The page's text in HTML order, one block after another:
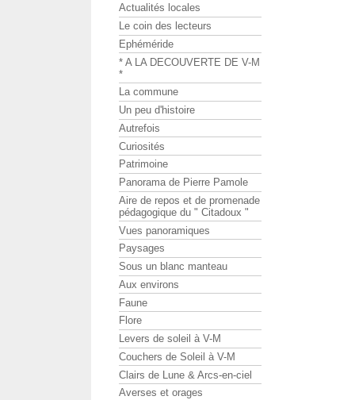
Actualités locales
Le coin des lecteurs
Ephéméride
* A LA DECOUVERTE DE V-M
*
La commune
Un peu d'histoire
Autrefois
Curiosités
Patrimoine
Panorama de Pierre Pamole
Aire de repos et de promenade
pédagogique du " Citadoux "
Vues panoramiques
Paysages
Sous un blanc manteau
Aux environs
Faune
Flore
Levers de soleil à V-M
Couchers de Soleil à V-M
Clairs de Lune & Arcs-en-ciel
Averses et orages